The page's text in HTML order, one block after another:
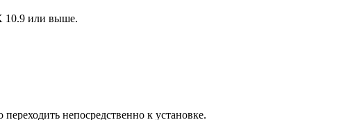
10.9 или выше.
непосредственно к установке.